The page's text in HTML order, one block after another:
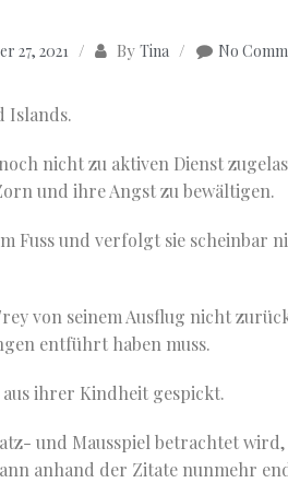
27, 2021 ByTina No
Islands.
nicht zu aktiven Dienst
und ihre Angst zu bewältigen.
Fuss und verfolgt sie scheinbar
von seinem Ausflug nicht
entführt haben muss.
ihrer Kindheit gespickt.
und Mausspiel betrachtet
anhand der Zitate nunmehr